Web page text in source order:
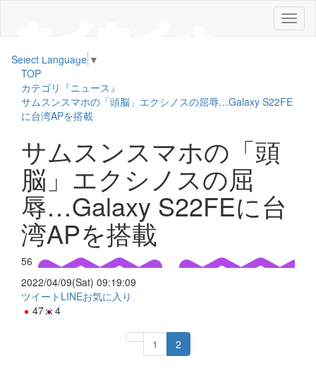
メ
ニ
Select Language ▼
TOP
カテゴリ『ニュース』
サムスンスマホの「頭脳」エクシノスの屈辱…Galaxy S22FE
に台湾APを搭載
サムスンスマホの「頭
脳」エクシノスの屈
辱…Galaxy S22FEに台
湾APを搭載
56
2022/04/09(Sat) 09:19:09
ツイート LINEお気に入り
47
4
1 2